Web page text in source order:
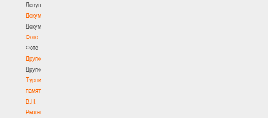
Девушки
Документы
Документы
Фото
Фото
Другие
Другие
Турнир
памяти
В.Н.
Рыженкова